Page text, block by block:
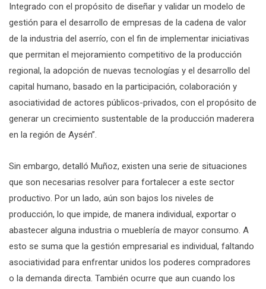
Integrado con el propósito de diseñar y validar un modelo de
gestión para el desarrollo de empresas de la cadena de valor
de la industria del aserrío, con el fin de implementar iniciativas
que permitan el mejoramiento competitivo de la producción
regional, la adopción de nuevas tecnologías y el desarrollo del
capital humano, basado en la participación, colaboración y
asociatividad de actores públicos-privados, con el propósito de
generar un crecimiento sustentable de la producción maderera
en la región de Aysén”.
Sin embargo, detalló Muñoz, existen una serie de situaciones
que son necesarias resolver para fortalecer a este sector
productivo. Por un lado, aún son bajos los niveles de
producción, lo que impide, de manera individual, exportar o
abastecer alguna industria o mueblería de mayor consumo. A
esto se suma que la gestión empresarial es individual, faltando
asociatividad para enfrentar unidos los poderes compradores
o la demanda directa. También ocurre que aun cuando los